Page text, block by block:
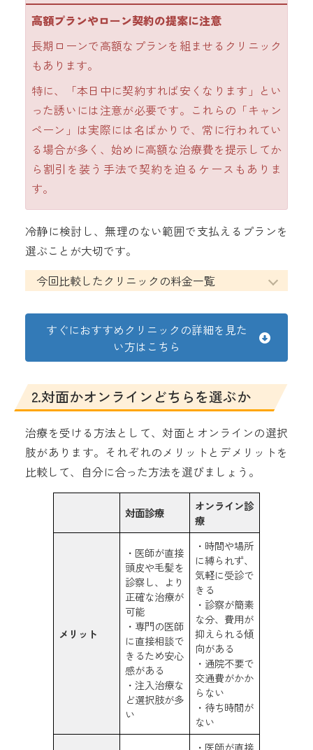
高額プランやローン契約の提案に注意
長期ローンで高額なプランを組ませるクリニック
もあります。
特に、「本日中に契約すれば安くなります」とい
った誘いには注意が必要です。これらの「キャン
ペーン」は実際には名ばかりで、常に行われてい
る場合が多く、始めに高額な治療費を提示してか
ら割引を装う手法で契約を迫るケースもありま
す。
冷静に検討し、無理のない範囲で支払えるプランを
選ぶことが大切です。
今回比較したクリニックの料金一覧
すぐにおすすめクリニックの詳細を見た
い方はこちら
2.対面かオンラインどちらを選ぶか
治療を受ける方法として、対面とオンラインの選択
肢があります。それぞれのメリットとデメリットを
比較して、自分に合った方法を選びましょう。
対面診療
オンライン診
療
メリット
・医師が直接
頭皮や毛髪を
診察し、より
正確な治療が
可能
・専門の医師
に直接相談で
きるため安心
感がある
・注入治療な
ど選択肢が多
い
・時間や場所
に縛られず、
気軽に受診で
きる
・診察が簡素
な分、費用が
抑えられる傾
向がある
・通院不要で
交通費がかか
らない
・待ち時間が
ない